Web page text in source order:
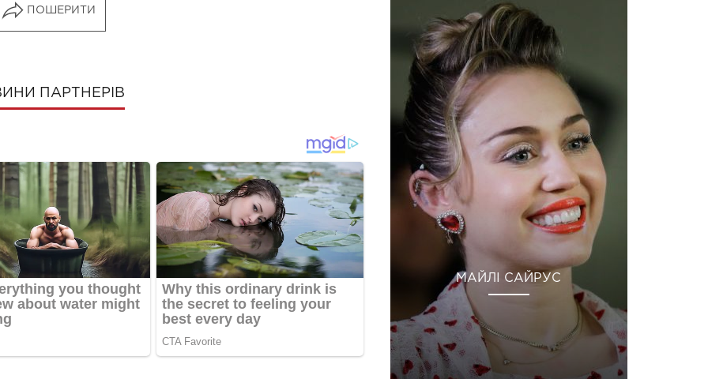
ПОШЕРИТИ
ПАРТНЕРІВ
МАЙЛІ САЙРУС